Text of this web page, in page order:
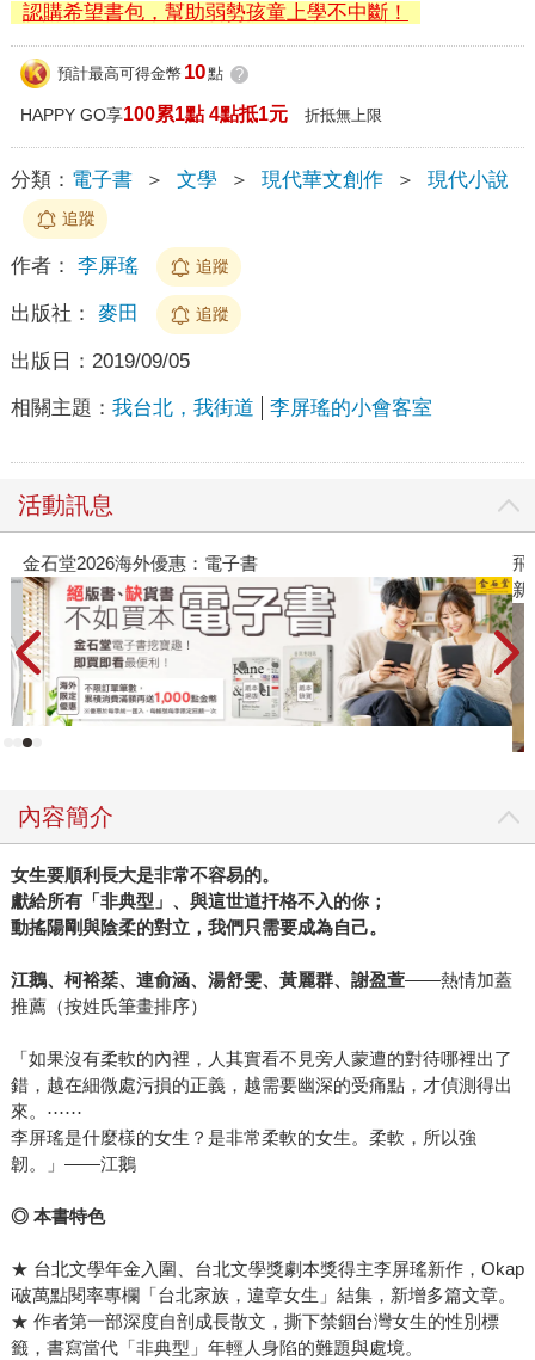
認購希望書包，幫助弱勢孩童上學不中斷！
預計最高可得金幣 10點 ?
HAPPY GO享100累1點 4點抵1元 折抵無上限
分類： 電子書 ＞ 文學 ＞ 現代華文創作 ＞ 現代小說
追蹤
作者： 李屏瑤 追蹤
出版社： 麥田 追蹤
出版日： 2019/09/05
相關主題： 我台北，我街道 李屏瑤的小會客室
活動訊息
金石堂2026海外優惠：電子書
飛
新
內容簡介
女生要順利長大是非常不容易的。
獻給所有「非典型」、與這世道扞格不入的你；
動搖陽剛與陰柔的對立，我們只需要成為自己。
江鵝、柯裕棻、連俞涵、湯舒雯、黃麗群、謝盈萱——熱情加蓋
推薦（按姓氏筆畫排序）
「如果沒有柔軟的內裡，人其實看不見旁人蒙遭的對待哪裡出了
錯，越在細微處污損的正義，越需要幽深的受痛點，才偵測得出
來。⋯⋯
李屏瑤是什麼樣的女生？是非常柔軟的女生。柔軟，所以強
韌。」——江鵝
◎ 本書特色
★ 台北文學年金入圍、台北文學獎劇本獎得主李屏瑤新作，Okap
i破萬點閱率專欄「台北家族，違章女生」結集，新增多篇文章。
★ 作者第一部深度自剖成長散文，撕下禁錮台灣女生的性別標
籤，書寫當代「非典型」年輕人身陷的難題與處境。